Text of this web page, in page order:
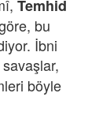
Temhid
bu
İbni
böyle